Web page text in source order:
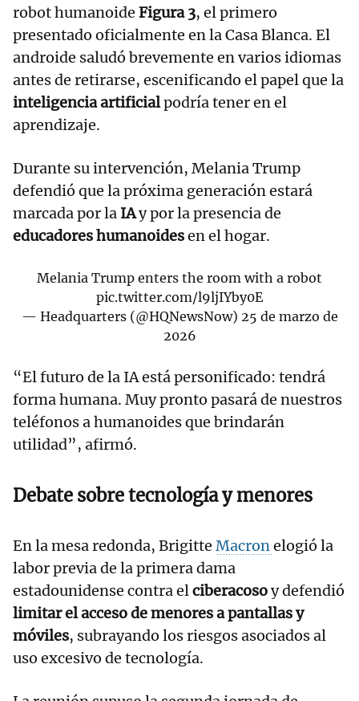
robot humanoide Figura 3, el primero
presentado oficialmente en la Casa Blanca. El
androide saludó brevemente en varios idiomas
antes de retirarse, escenificando el papel que la
inteligencia artificialpodría tener en el
aprendizaje.
Durante su intervención, Melania Trump
defendió que la próxima generación estará
marcada por la IAy por la presencia de
educadores humanoidesen el hogar.
Melania Trump enters the room with a robot
pic.twitter.com/l9ljIYby0E
— Headquarters (@HQNewsNow) 25 de marzo de
2026
“El futuro de la IA está personificado: tendrá
forma humana. Muy pronto pasará de nuestros
teléfonos a humanoides que brindarán
utilidad”, afirmó.
Debate sobre tecnología y menores
En la mesa redonda, Brigitte Macronelogió la
labor previa de la primera dama
estadounidense contra elciberacosoy defendió
limitar el acceso de menores a pantallas y
móviles, subrayando los riesgos asociados al
uso excesivo de tecnología.